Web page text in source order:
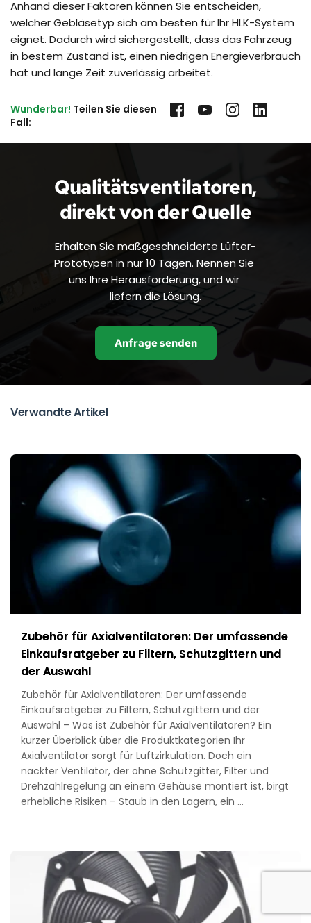
Anhand dieser Faktoren können Sie entscheiden,
welcher Gebläsetyp sich am besten für Ihr HLK-System
eignet. Dadurch wird sichergestellt, dass das Fahrzeug
in bestem Zustand ist, einen niedrigen Energieverbrauch
hat und lange Zeit zuverlässig arbeitet.
Wunderbar! Teilen Sie diesen
Fall:
Qualitätsventilatoren,
direkt von der Quelle
Erhalten Sie maßgeschneiderte Lüfter-
Prototypen in nur 10 Tagen. Nennen Sie
uns Ihre Herausforderung, und wir
liefern die Lösung.
Anfrage senden
Verwandte Artikel
Zubehör für Axialventilatoren: Der umfassende
Einkaufsratgeber zu Filtern, Schutzgittern und
der Auswahl
Zubehör für Axialventilatoren: Der umfassende
Einkaufsratgeber zu Filtern, Schutzgittern und der
Auswahl – Was ist Zubehör für Axialventilatoren? Ein
kurzer Überblick über die Produktkategorien Ihr
Axialventilator sorgt für Luftzirkulation. Doch ein
nackter Ventilator, der ohne Schutzgitter, Filter und
Drehzahlregelung an einem Gehäuse montiert ist, birgt
erhebliche Risiken – Staub in den Lagern, ein …
Guide
to